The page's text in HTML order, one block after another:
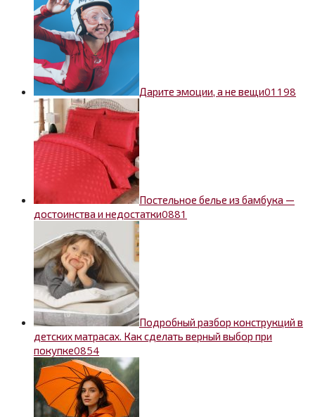
Дарите эмоции, а не вещи01198
Постельное белье из бамбука —
достоинства и недостатки0881
Подробный разбор конструкций в
детских матрасах. Как сделать верный выбор при
покупке0854